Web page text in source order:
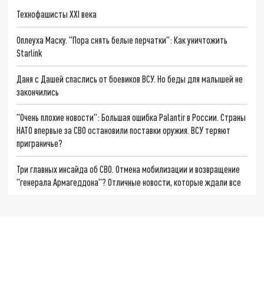
Технофашисты XXI века
Оплеуха Маску. "Пора снять белые перчатки": Как уничтожить
Starlink
Даня с Дашей спаслись от боевиков ВСУ. Но беды для малышей не
закончились
"Очень плохие новости": Большая ошибка Palantir в России. Страны
НАТО впервые за СВО остановили поставки оружия. ВСУ теряют
приграничье?
Три главных инсайда об СВО. Отмена мобилизации и возвращение
"генерала Армагеддона"? Отличные новости, которые ждали все